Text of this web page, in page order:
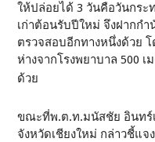
ให้ปล่อยได้ 3 วันคือวันกระ
เก่าต้อนรับปีใหม่ จึงฝากก
ตรวจสอบอีกทางหนึ่งด้วย
ห่างจากโรงพยาบาล 500
ด้วย
ขณะที่พ.ต.ท.มนัสชัย อินทร์
จังหวัดเชียงใหม่ กล่าวชี้แจ